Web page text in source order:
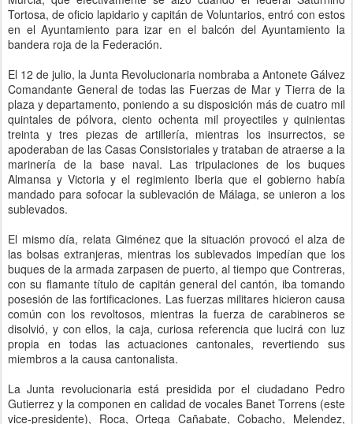
Tortosa, de oficio lapidario y capitán de Voluntarios, entró con estos
en el Ayuntamiento para izar en el balcón del Ayuntamiento la
bandera roja de la Federación.
El 12 de julio, la Junta Revolucionaria nombraba a Antonete Gálvez
Comandante General de todas las Fuerzas de Mar y Tierra de la
plaza y departamento, poniendo a su disposición más de cuatro mil
quintales de pólvora, ciento ochenta mil proyectiles y quinientas
treinta y tres piezas de artillería, mientras los insurrectos, se
apoderaban de las Casas Consistoriales y trataban de atraerse a la
marinería de la base naval. Las tripulaciones de los buques
Almansa y Victoria y el regimiento Iberia que el gobierno había
mandado para sofocar la sublevación de Málaga, se unieron a los
sublevados.
El mismo día, relata Giménez que la situación provocó el alza de
las bolsas extranjeras, mientras los sublevados impedían que los
buques de la armada zarpasen de puerto, al tiempo que Contreras,
con su flamante título de capitán general del cantón, iba tomando
posesión de las fortificaciones. Las fuerzas militares hicieron causa
común con los revoltosos, mientras la fuerza de carabineros se
disolvió, y con ellos, la caja, curiosa referencia que lucirá con luz
propia en todas las actuaciones cantonales, revertiendo sus
miembros a la causa cantonalista.
La Junta revolucionaria está presidida por el ciudadano Pedro
Gutierrez y la componen en calidad de vocales Banet Torrens (este
vice-presidente), Roca, Ortega Cañabate, Cobacho, Melendez,